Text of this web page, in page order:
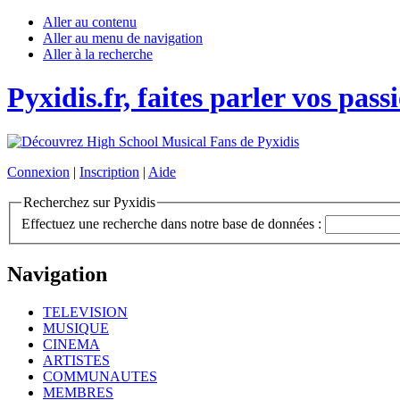
Aller au contenu
Aller au menu de navigation
Aller à la recherche
Pyxidis.fr, faites parler vos
Connexion | Inscription | Aide
Recherchez sur Pyxidis
Effectuez une recherche dans notre base de données :
Navigation
TELEVISION
MUSIQUE
CINEMA
ARTISTES
COMMUNAUTES
MEMBRES